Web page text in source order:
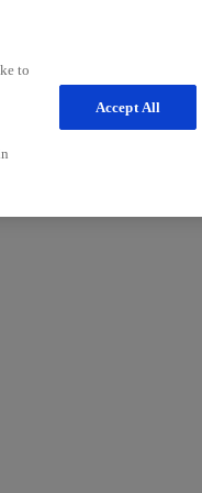
wir Sie in Ihrem
to
Accept All